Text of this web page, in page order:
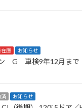
在庫 お知らせ
G 車検9年12月ま
済 お知らせ